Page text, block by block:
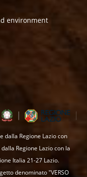
environment
dalla Regione Lazio con
Regione Lazio con la
Italia 21-27 Lazio.
denominato "VERSO